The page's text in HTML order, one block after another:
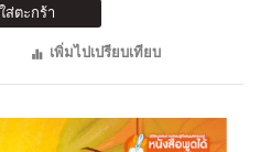
ส่ตะกร้า
เพิ่มไปเปรียบเทียบ